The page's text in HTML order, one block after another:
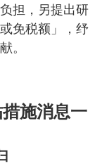
担，另提出研
免税额」，纾
。
施消息一